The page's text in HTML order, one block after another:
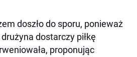
doszło do sporu, ponieważ
dostarczy piłkę
proponując